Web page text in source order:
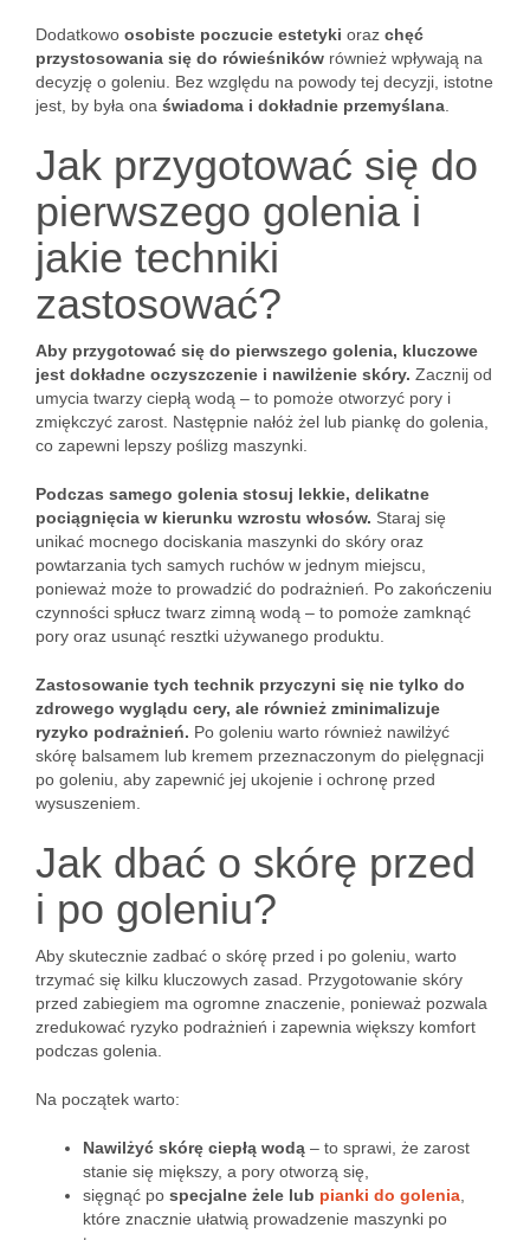
Dodatkowo osobiste poczucie estetyki oraz chęć
przystosowania się do rówieśników również wpływają na
decyzję o goleniu. Bez względu na powody tej decyzji, istotne
jest, by była ona świadoma i dokładnie przemyślana
Jak przygotować się do
pierwszego golenia i
jakie techniki
zastosować?
Aby przygotować się do pierwszego golenia, kluczowe
jest dokładne oczyszczenie i nawilżenie skóry. Zacznij od
umycia twarzy ciepłą wodą – to pomoże otworzyć pory i
zmiękczyć zarost. Następnie nałóż żel lub piankę do golenia,
co zapewni lepszy poślizg maszynki.
Podczas samego golenia stosuj lekkie, delikatne
pociągnięcia w kierunku wzrostu włosów. Staraj się
unikać mocnego dociskania maszynki do skóry oraz
powtarzania tych samych ruchów w jednym miejscu,
ponieważ może to prowadzić do podrażnień. Po zakończeniu
czynności spłucz twarz zimną wodą – to pomoże zamknąć
pory oraz usunąć resztki używanego produktu.
Zastosowanie tych technik przyczyni się nie tylko do
zdrowego wyglądu cery, ale również zminimalizuje
ryzyko podrażnień. Po goleniu warto również nawilżyć
skórę balsamem lub kremem przeznaczonym do pielęgnacji
po goleniu, aby zapewnić jej ukojenie i ochronę przed
wysuszeniem.
Jak dbać o skórę przed
i po goleniu?
Aby skutecznie zadbać o skórę przed i po goleniu, warto
trzymać się kilku kluczowych zasad. Przygotowanie skóry
przed zabiegiem ma ogromne znaczenie, ponieważ pozwala
zredukować ryzyko podrażnień i zapewnia większy komfort
podczas golenia.
Na początek warto:
Nawilżyć skórę ciepłą wodą – to sprawi, że zarost
stanie się miększy, a pory otworzą się,
sięgnąć po specjalne żele lub pianki do golenia
które znacznie ułatwią prowadzenie maszynki po